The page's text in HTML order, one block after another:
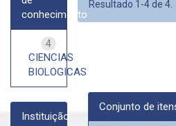
Resultado 1-4 de 4.
Conjunto de
conhecimento
4
CIENCIAS
BIOLOGICAS
Instituição